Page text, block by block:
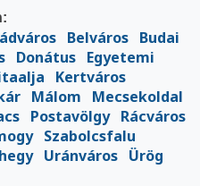
Belváros Budai
Donátus Egyetemi
Kertváros
Málom
Mecsekoldal
Postavölgy Rácváros
Szabolcsfalu
Uránváros Ürög